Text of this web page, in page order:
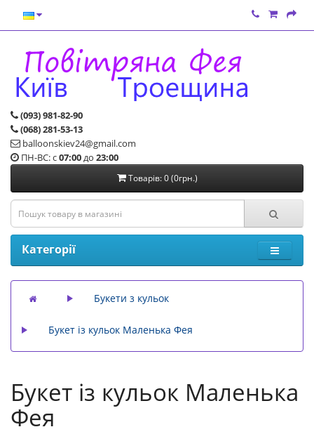
(093) 981-82-90
(068) 281-53-13
balloonskiev24@gmail.com
ПН-ВС: с07:00до 23:00
Товарів: 0 (0грн.)
Категорії
Букети з кульок
Букет із кульок Маленька Фея
Букет із кульок Маленька
Фея